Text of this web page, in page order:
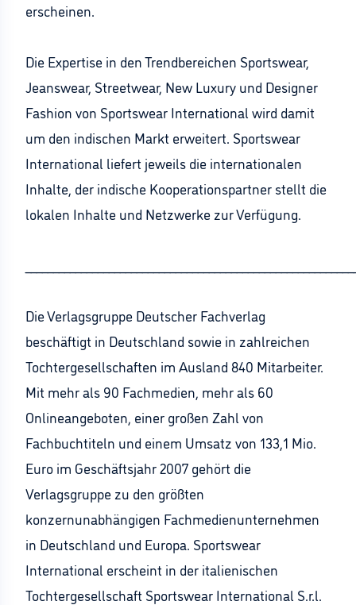
erscheinen.
Die Expertise in den Trendbereichen Sportswear,
Jeanswear, Streetwear, New Luxury und Designer
Fashion von Sportswear International wird damit
um den indischen Markt erweitert. Sportswear
International liefert jeweils die internationalen
Inhalte, der indische Kooperationspartner stellt die
lokalen Inhalte und Netzwerke zur Verfügung.
Die Verlagsgruppe Deutscher Fachverlag
beschäftigt in Deutschland sowie in zahlreichen
Tochtergesellschaften im Ausland 840 Mitarbeiter.
Mit mehr als 90 Fachmedien, mehr als 60
Onlineangeboten, einer großen Zahl von
Fachbuchtiteln und einem Umsatz von 133,1 Mio.
Euro im Geschäftsjahr 2007 gehört die
Verlagsgruppe zu den größten
konzernunabhängigen Fachmedienunternehmen
in Deutschland und Europa. Sportswear
International erscheint in der italienischen
Tochtergesellschaft Sportswear International S.r.l.